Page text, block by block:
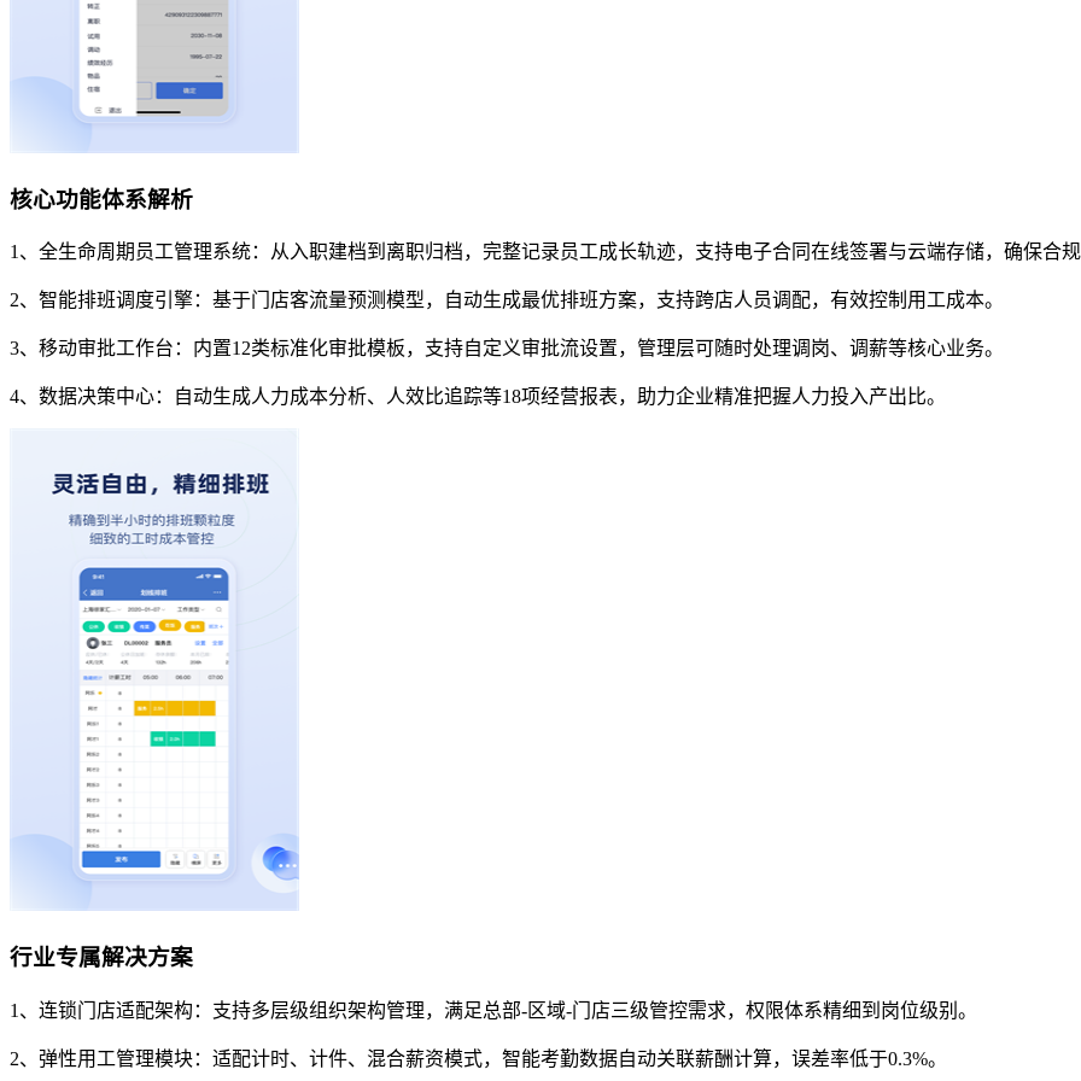
核心功能体系解析
1、全生命周期员工管理系统：从入职建档到离职归档，完整记录员工成长轨迹，支持电子合同在线签署与云端存储，确保合
2、智能排班调度引擎：基于门店客流量预测模型，自动生成最优排班方案，支持跨店人员调配，有效控制用工成本。
3、移动审批工作台：内置12类标准化审批模板，支持自定义审批流设置，管理层可随时处理调岗、调薪等核心业务。
4、数据决策中心：自动生成人力成本分析、人效比追踪等18项经营报表，助力企业精准把握人力投入产出比。
行业专属解决方案
1、连锁门店适配架构：支持多层级组织架构管理，满足总部-区域-门店三级管控需求，权限体系精细到岗位级别。
2、弹性用工管理模块：适配计时、计件、混合薪资模式，智能考勤数据自动关联薪酬计算，误差率低于0.3%。